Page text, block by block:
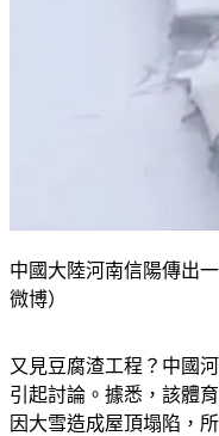
中國大陸河南信陽傳出
微博）
又見豆腐渣工程？中國
引起討論。據悉，該體
因大雪造成屋頂塌陷，